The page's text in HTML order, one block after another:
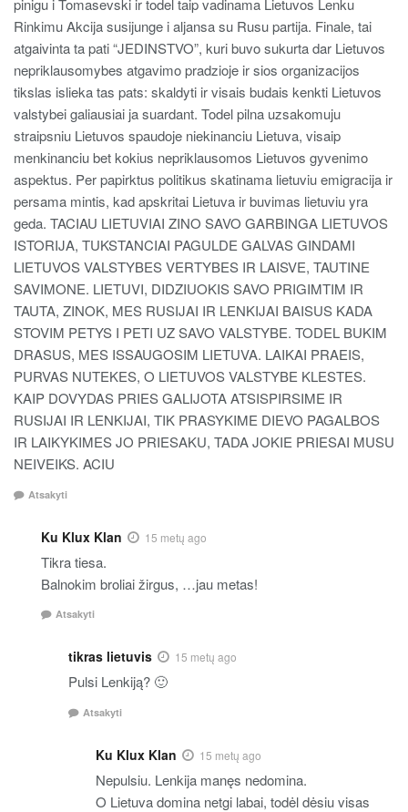
pinigu i Tomasevski ir todel taip vadinama Lietuvos Lenku
Rinkimu Akcija susijunge i aljansa su Rusu partija. Finale, tai
atgaivinta ta pati “JEDINSTVO”, kuri buvo sukurta dar Lietuvos
nepriklausomybes atgavimo pradzioje ir sios organizacijos
tikslas islieka tas pats: skaldyti ir visais budais kenkti Lietuvos
valstybei galiausiai ja suardant. Todel pilna uzsakomuju
straipsniu Lietuvos spaudoje niekinanciu Lietuva, visaip
menkinanciu bet kokius nepriklausomos Lietuvos gyvenimo
aspektus. Per papirktus politikus skatinama lietuviu emigracija ir
persama mintis, kad apskritai Lietuva ir buvimas lietuviu yra
geda. TACIAU LIETUVIAI ZINO SAVO GARBINGA LIETUVOS
ISTORIJA, TUKSTANCIAI PAGULDE GALVAS GINDAMI
LIETUVOS VALSTYBES VERTYBES IR LAISVE, TAUTINE
SAVIMONE. LIETUVI, DIDZIUOKIS SAVO PRIGIMTIM IR
TAUTA, ZINOK, MES RUSIJAI IR LENKIJAI BAISUS KADA
STOVIM PETYS I PETI UZ SAVO VALSTYBE. TODEL BUKIM
DRASUS, MES ISSAUGOSIM LIETUVA. LAIKAI PRAEIS,
PURVAS NUTEKES, O LIETUVOS VALSTYBE KLESTES.
KAIP DOVYDAS PRIES GALIJOTA ATSISPIRSIME IR
RUSIJAI IR LENKIJAI, TIK PRASYKIME DIEVO PAGALBOS
IR LAIKYKIMES JO PRIESAKU, TADA JOKIE PRIESAI MUSU
NEIVEIKS. ACIU
Atsakyti
Ku Klux Klan 15 metų ago
Tikra tiesa.
Balnokim broliai žirgus, …jau metas!
Atsakyti
tikras lietuvis 15 metų ago
Pulsi Lenkiją? 🙂
Atsakyti
Ku Klux Klan 15 metų ago
Nepulsiu. Lenkija manęs nedomina.
O Lietuva domina netgi labai, todėl dėsiu visas